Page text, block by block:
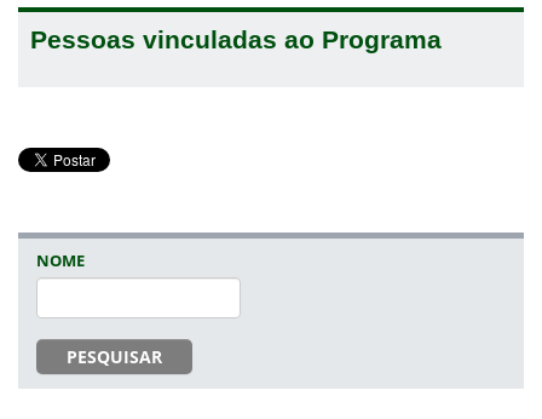
Pessoas vinculadas ao Programa
NOME
PESQUISAR